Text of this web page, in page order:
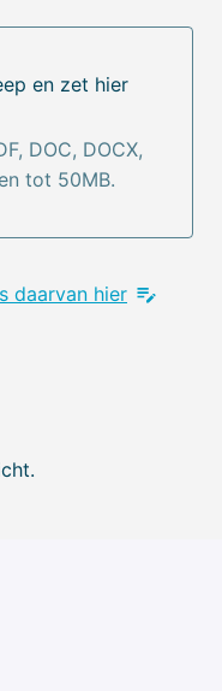
en zet hier
zet hier neer
DOC, DOCX,
tot 50MB.
daarvan hier